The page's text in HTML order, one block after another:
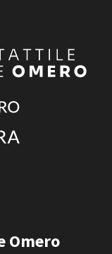
Omero